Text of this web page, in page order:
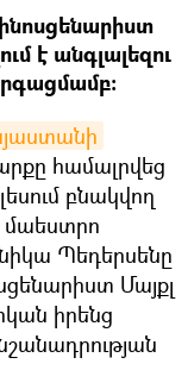
է անգլալեզու
համալրվեց
բնակվող
մաեստրո
Պեդերսենը
Մայքլ
իրենց